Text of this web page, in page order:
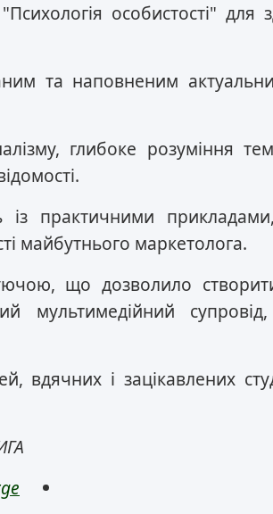
особистості" для
та наповненим
глибоке розуміння
із практичними
майбутнього маркетолога.
що дозволило
мультимедійний
вдячних і зацікавлених